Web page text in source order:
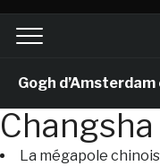
d’Amsterdam
Changsha
La mégapole